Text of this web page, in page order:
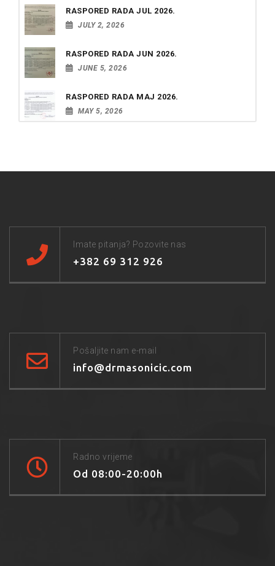
RASPORED RADA JUL 2026.
JULY 2, 2026
RASPORED RADA JUN 2026.
JUNE 5, 2026
RASPORED RADA MAJ 2026.
MAY 5, 2026
Imate pitanja? Pozovite nas
+382 69 312 926
Pošaljite nam e-mail
info@drmasonicic.com
Radno vrijeme
Od 08:00-20:00h